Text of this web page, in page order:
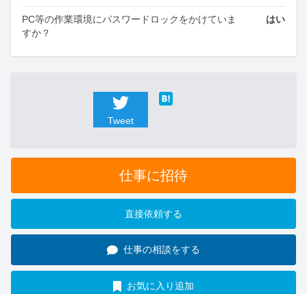
PC等の作業環境にパスワードロックをかけていま
すか？
はい
Tweet
仕事に招待
直接依頼する
仕事の相談をする
お気に入り追加